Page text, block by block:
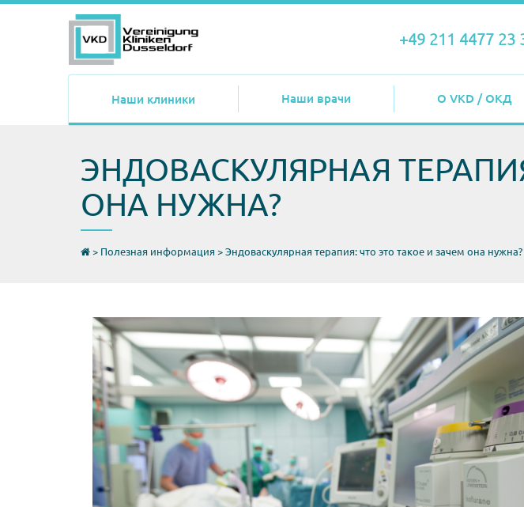
+49 211 4477 23
Наши клиники Наши врачи О VKD / ОКД
ЭНДОВАСКУЛЯРНАЯ
ОНА НУЖНА?
> Полезная информация > Эндоваскулярная терапия: что это такое и зачем она нужна?